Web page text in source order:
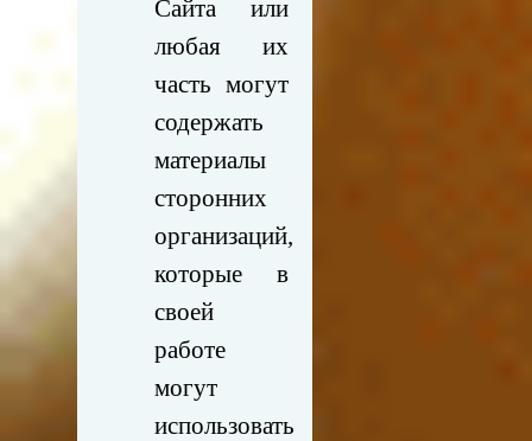
Сайта или
любая их
часть могут
содержать
материалы
сторонних
организаций,
которые в
своей
работе
могут
использовать